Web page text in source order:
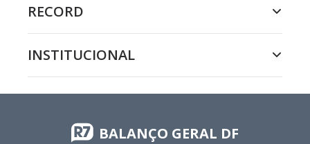
RECORD
INSTITUCIONAL
BALANÇO GERAL DF